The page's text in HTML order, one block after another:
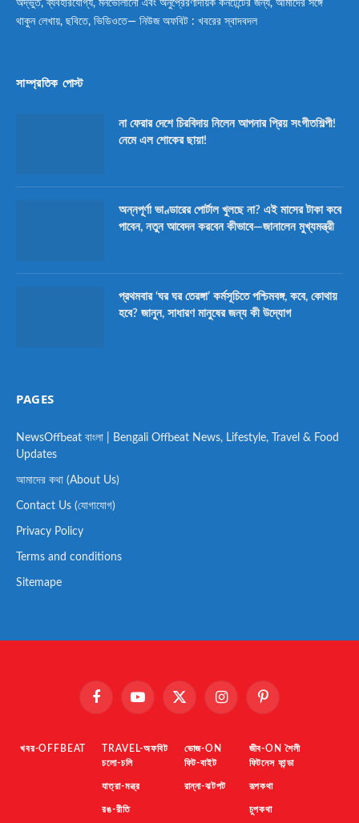
অদ্ভুত, ব্যবহারযোগ্য, মনভোলানো এবং অনুপ্রেরণাদায়ক কনটেন্টের জন্য, আমাদের সঙ্গে
থাকুন লেখায়, ছবিতে, ভিডিওতে— নিউজ অফবিট : খবরের স্বাদবদল
সাম্প্রতিক পোস্ট
না ফেরার দেশে চিরবিদায় নিলেন আপনার প্রিয় সংগীতশিল্পী!
নেমে এল শোকের ছায়া!
অন্নপূর্ণা ভাণ্ডারের পোর্টাল খুলছে না? এই মাসের টাকা কবে
পাবেন, নতুন আবেদন করবেন কীভাবে—জানালেন মুখ্যমন্ত্রী
প্রথমবার ‘ঘর ঘর তেরঙ্গা’ কর্মসূচিতে পশ্চিমবঙ্গ, কবে, কোথায়
হবে? জানুন, সাধারণ মানুষের জন্য কী উদ্যোগ
PAGES
NewsOffbeat বাংলা | Bengali Offbeat News, Lifestyle, Travel & Food
Updates
আমাদের কথা (About Us)
Contact Us (যোগাযোগ)
Privacy Policy
Terms and conditions
Sitemape
FacebookYouTube X
InstagramPinterest
খবর-OFFBEAT
TRAVEL-অফবিট
চলো-চলি
যাত্রা-মন্ত্র
রঙ-রীতি
ভোজ-ON
ফিট-বাইট
রান্না-ঝটপট
জীব-ON শৈলী
ফিটনেস ফান্ডা
রূপকথা
চুপকথা